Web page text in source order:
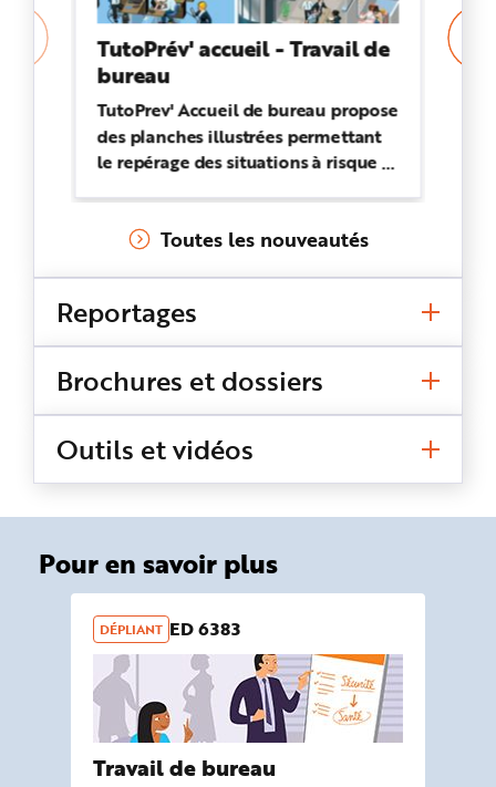
TutoPrév' accueil - Travail de
bureau
TutoPrev' Accueil de bureau propose
des planches illustrées permettant
le repérage des situations à risque et
Toutes les nouveautés
Reportages
Brochures et dossiers
Outils et vidéos
Pour en savoir plus
DÉPLIANT ED 6383
Travail de bureau